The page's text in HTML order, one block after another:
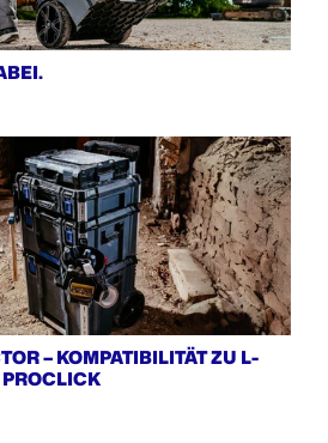
– KOMPATIBILITÄT ZU L-